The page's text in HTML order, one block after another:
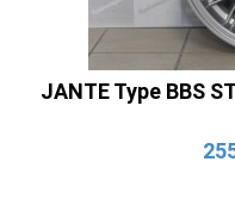
JANTE Type BBS